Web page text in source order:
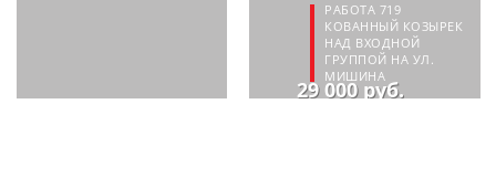
РАБОТА 719
КОВАННЫЙ КОЗЫРЕК
НАД ВХОДНОЙ
ГРУППОЙ НА УЛ.
МИШИНА
29 000 руб.